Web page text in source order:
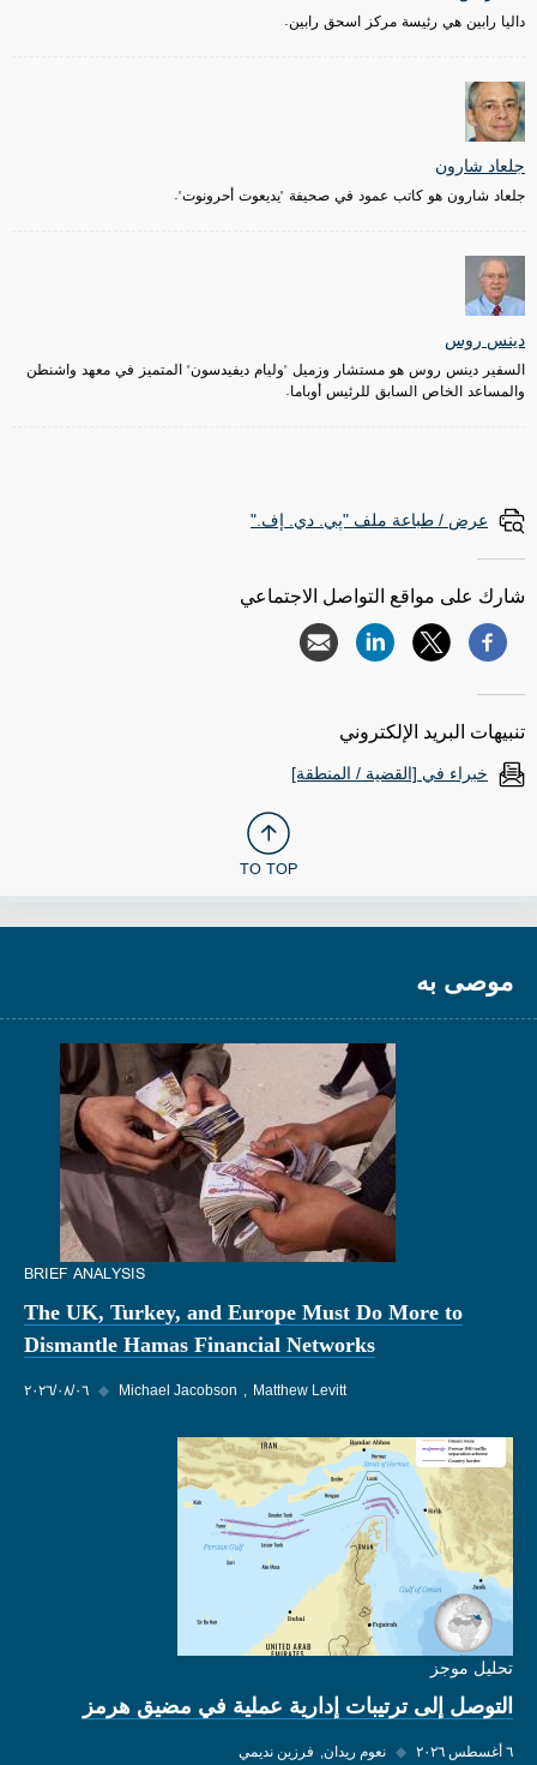
داليا رابين هي رئيسة مركز اسحق رابين.
جلعاد شارون
جلعاد شارون هو كاتب عمود في صحيفة "يديعوت أحرونوت".
دينس روس
السفير دينس روس هو مستشار وزميل "وليام ديفيدسون" المتميز في معهد واشنطن
والمساعد الخاص السابق للرئيس أوباما.
عرض / طباعة ملف "پي. دي. إف."
شارك على مواقع التواصل الاجتماعي
تنبيهات البريد الإلكتروني
خبراء في [القضية / المنطقة]
TO TOP
موصى به
BRIEF ANALYSIS
The UK, Turkey, and Europe Must Do More to
Dismantle Hamas Financial Networks
٠٦‏/٠٨‏/٢٠٢٦ ◆ Michael Jacobson Matthew Levitt
تحليل موجز
التوصل إلى ترتيبات إدارية عملية في مضيق هرمز
٦ أغسطس ٢٠٢٦ ◆ نعوم ريدان فرزين نديمي